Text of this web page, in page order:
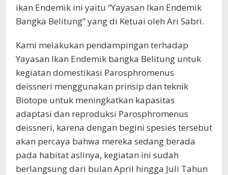
ikan Endemik ini yaitu “Yayasan Ikan Endemik
Bangka Belitung” yang di Ketuai oleh Ari Sabri.
​Kami melakukan pendampingan terhadap
Yayasan Ikan Endemik bangka Belitung untuk
kegiatan domestikasi Parosphromenus
deissneri menggunakan prinsip dan teknik
Biotope untuk meningkatkan kapasitas
adaptasi dan reproduksi Parosphromenus
deissneri, karena dengan begini spesies tersebut
akan percaya bahwa mereka sedang berada
pada habitat aslinya, kegiatan ini sudah
berlangsung dari bulan April hingga Juli Tahun